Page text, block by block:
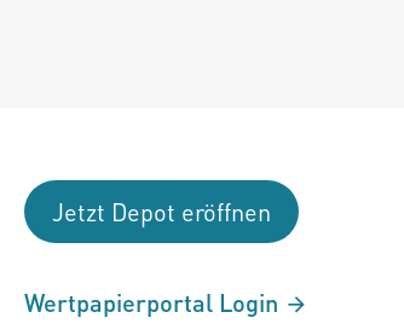
Jetzt Depot eröffnen
Wertpapierportal Login